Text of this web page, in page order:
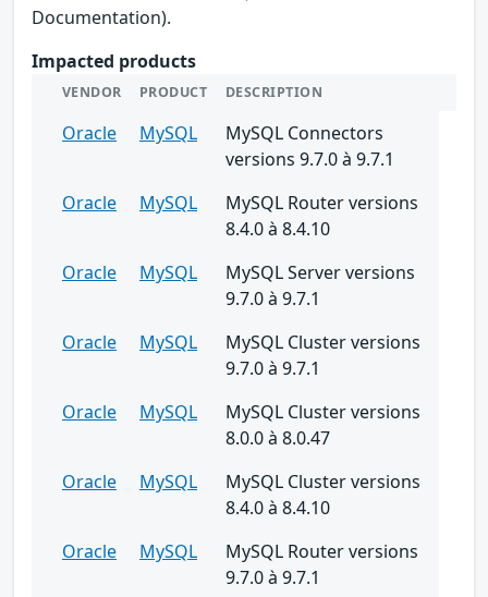
Documentation).
Impacted products
VENDOR PRODUCT DESCRIPTION
Oracle MySQL
MySQL Connectors
versions 9.7.0 à 9.7.1
Oracle
MySQL
MySQL Router versions
8.4.0 à 8.4.10
Oracle
MySQL
MySQL Server versions
9.7.0 à 9.7.1
Oracle
MySQL
MySQL Cluster versions
9.7.0 à 9.7.1
Oracle
MySQL
MySQL Cluster versions
8.0.0 à 8.0.47
Oracle
MySQL
MySQL Cluster versions
8.4.0 à 8.4.10
Oracle
MySQL
MySQL Router versions
9.7.0 à 9.7.1